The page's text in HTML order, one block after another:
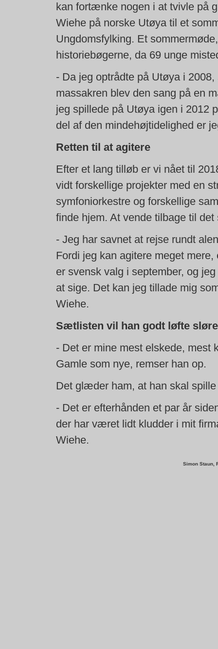
kan fortænke nogen i at tvivle på
Wiehe på norske Utøya til et
Ungdomsfylking. Et
historiebøgerne, da 69 unge
- Da jeg optrådte på Utøya i
massakren blev den sang på en
jeg spillede på Utøya igen i 2012
del af den mindehøjtidelighed er
Retten til at agitere
Efter et lang tilløb er vi nået til
vidt forskellige projekter med en
symfoniorkestre og forskellige
finde hjem. At vende tilbage til
- Jeg har savnet at rejse rundt
Fordi jeg kan agitere meget
er svensk valg i september, og
at sige. Det kan jeg tillade mig
Wiehe.
Sætlisten vil han godt løfte
- Det er mine mest elskede,
Gamle som nye, remser han op.
Det glæder ham, at han skal
- Det er efterhånden et par år
der har været lidt kludder i mit
Wiehe.
Simon Staun,